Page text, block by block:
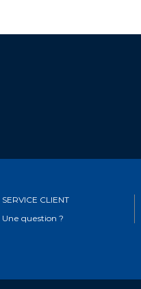
SERVICE CLIENT
Une question ?